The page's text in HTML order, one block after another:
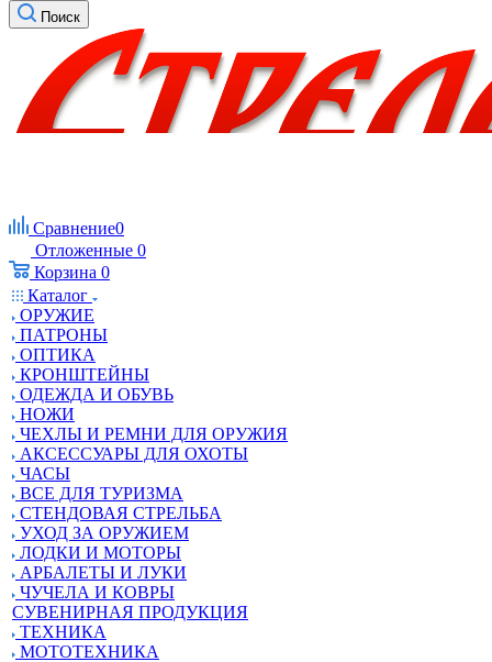
Поиск
Сравнение0
Отложенные 0
Корзина 0
Каталог
ОРУЖИЕ
ПАТРОНЫ
ОПТИКА
КРОНШТЕЙНЫ
ОДЕЖДА И ОБУВЬ
НОЖИ
ЧЕХЛЫ И РЕМНИ ДЛЯ ОРУЖИЯ
АКСЕССУАРЫ ДЛЯ ОХОТЫ
ЧАСЫ
ВСЕ ДЛЯ ТУРИЗМА
СТЕНДОВАЯ СТРЕЛЬБА
УХОД ЗА ОРУЖИЕМ
ЛОДКИ И МОТОРЫ
АРБАЛЕТЫ И ЛУКИ
ЧУЧЕЛА И КОВРЫ
СУВЕНИРНАЯ ПРОДУКЦИЯ
ТЕХНИКА
МОТОТЕХНИКА